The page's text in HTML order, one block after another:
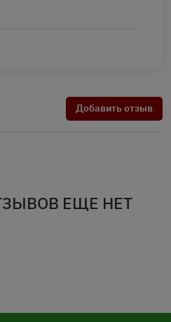
Добавить отзыв
ЕЩЕ НЕТ